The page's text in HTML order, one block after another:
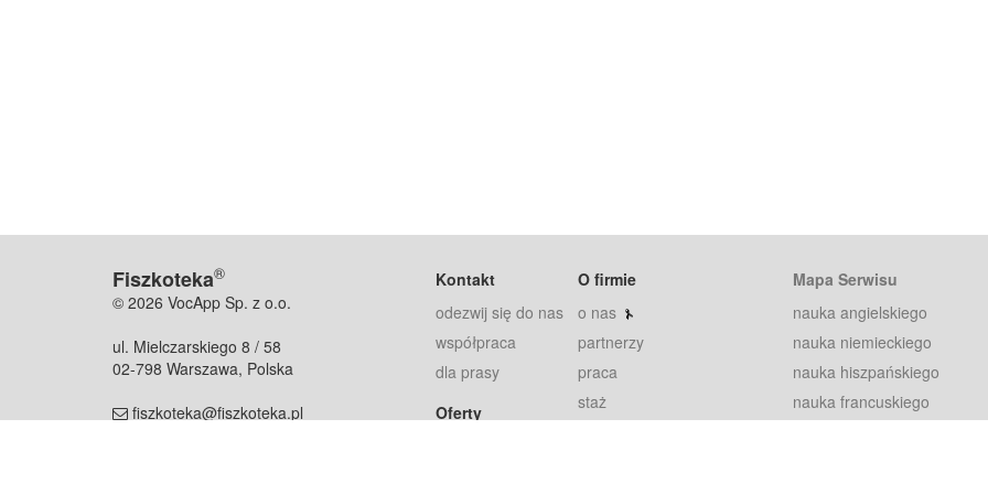
Fiszkoteka®
© 2026 VocApp Sp. z o.o.
ul. Mielczarskiego 8 / 58
02-798 Warszawa, Polska
fiszkoteka@fiszkoteka.pl
Kontakt
odezwij się do nas
współpraca
dla prasy
Oferty
O firmie
o nas
partnerzy
praca
staż
Mapa Serwisu
nauka angielskiego
nauka niemieckiego
nauka hiszpańskiego
nauka francuskiego